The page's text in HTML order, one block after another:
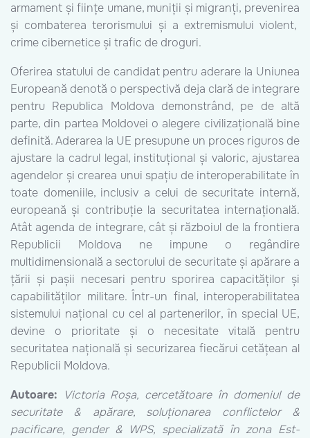
armament și ființe umane, muniții și migranți, prevenirea
și combaterea terorismului și a extremismului violent,
crime cibernetice și trafic de droguri.
Oferirea statului de candidat pentru aderare la Uniunea
Europeană denotă o perspectivă deja clară de integrare
pentru Republica Moldova demonstrând, pe de altă
parte, din partea Moldovei o alegere civilizațională bine
definită. Aderarea la UE presupune un proces riguros de
ajustare la cadrul legal, instituțional și valoric, ajustarea
agendelor și crearea unui spațiu de interoperabilitate în
toate domeniile, inclusiv a celui de securitate internă,
europeană și contribuție la securitatea internațională.
Atât agenda de integrare, cât și războiul de la frontiera
Republicii Moldova ne impune o regândire
multidimensională a sectorului de securitate și apărare a
țării și pașii necesari pentru sporirea capacităților și
capabilităților militare. Într-un final, interoperabilitatea
sistemului național cu cel al partenerilor, în special UE,
devine o prioritate și o necesitate vitală pentru
securitatea națională și securizarea fiecărui cetățean al
Republicii Moldova.
Autoare:
Victoria Roșa, cercetătoare în domeniul de
securitate & apărare, soluționarea conflictelor &
pacificare, gender & WPS, specializată în zona Est-